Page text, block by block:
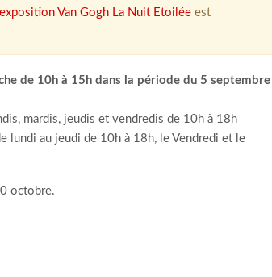
exposition Van Gogh La Nuit Etoilée est
de 10h à 15h dans la période du 5 septembre
mardis, jeudis et vendredis de 10h à 18h
au jeudi de 10h à 18h, le Vendredi et le
octobre.